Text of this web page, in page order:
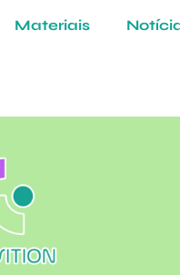
Materiais